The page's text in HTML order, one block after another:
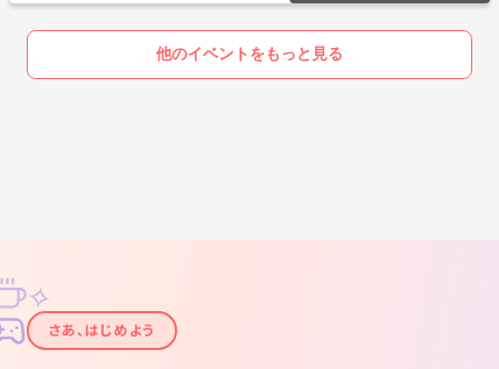
他のイベントをもっと見る
✦
✧
さあ、はじめよう